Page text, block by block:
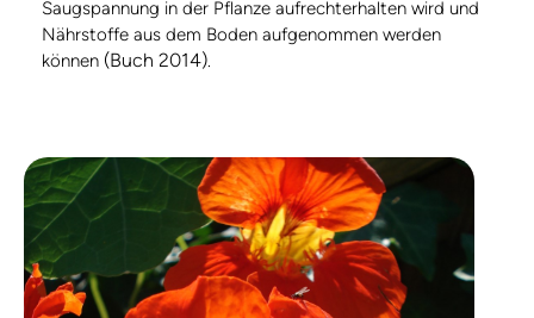
Saugspannung in der Pflanze aufrechterhalten wird und
Nährstoffe aus dem Boden aufgenommen werden
können (Buch 2014).